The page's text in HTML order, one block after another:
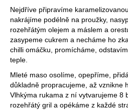
Nejdříve připravíme
nakrájíme podélně na proužky,
rozehřátým olejem a máslem a
zasypeme cukrem a necháme ho
chilli omáčku, promícháme,
teple.
Mleté maso osolíme, opepříme,
důkladně propracujeme, až vznikne
Vlhkýma rukama z ní vytvarujeme 8
rozehřátý gril a opékáme z každé